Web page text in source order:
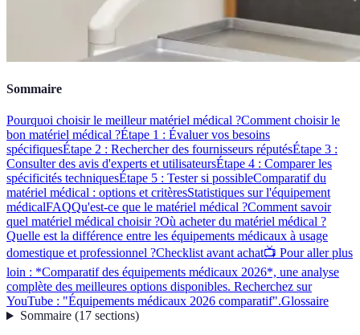
Sommaire
Pourquoi choisir le meilleur matériel médical ?Comment choisir le
bon matériel médical ?Étape 1 : Évaluer vos besoins
spécifiquesÉtape 2 : Rechercher des fournisseurs réputésÉtape 3 :
Consulter des avis d'experts et utilisateursÉtape 4 : Comparer les
spécificités techniquesÉtape 5 : Tester si possibleComparatif du
matériel médical : options et critèresStatistiques sur l'équipement
médicalFAQQu'est-ce que le matériel médical ?Comment savoir
quel matériel médical choisir ?Où acheter du matériel médical ?
Quelle est la différence entre les équipements médicaux à usage
domestique et professionnel ?Checklist avant achat📺 Pour aller plus
loin : *Comparatif des équipements médicaux 2026*, une analyse
complète des meilleures options disponibles. Recherchez sur
YouTube : "Équipements médicaux 2026 comparatif".Glossaire
Sommaire(17 sections)